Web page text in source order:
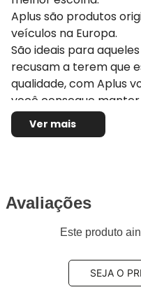
Aplus são produtos
veículos na Europa.
São ideais para
recusam a terem que
qualidade, com Aplus
você consegue
do seu veículo pois
padrões originais
fornecendo
vendidas por ano
serviços únicos.
Ver mais
Avaliações
Este produto
SEJA O